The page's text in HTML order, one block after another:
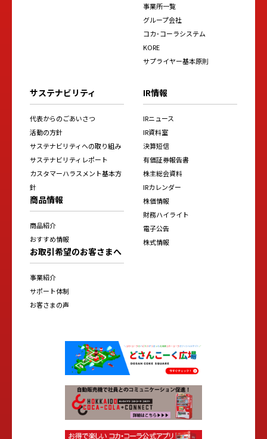
事業所一覧
グループ会社
コカ･コーラシステム
KORE
サプライヤー基本原則
サステナビリティ
代表からのごあいさつ
活動の方針
サステナビリティへの取り組み
サステナビリティレポート
カスタマーハラスメント基本方
針
商品情報
商品紹介
おすすめ情報
お取引希望のお客さまへ
事業紹介
サポート体制
お客さまの声
IR情報
IRニュース
IR資料室
決算短信
有価証券報告書
株主総会資料
IRカレンダー
株価情報
財務ハイライト
電子公告
株式情報